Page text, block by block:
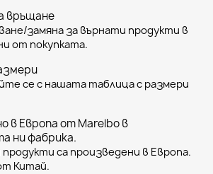
връщане
замяна за върнати продукти в
от покупката.
се с нашата таблица с размери
в Европа от Marelbo в
ни фабрика.
са произведени в Европа.
Китай.